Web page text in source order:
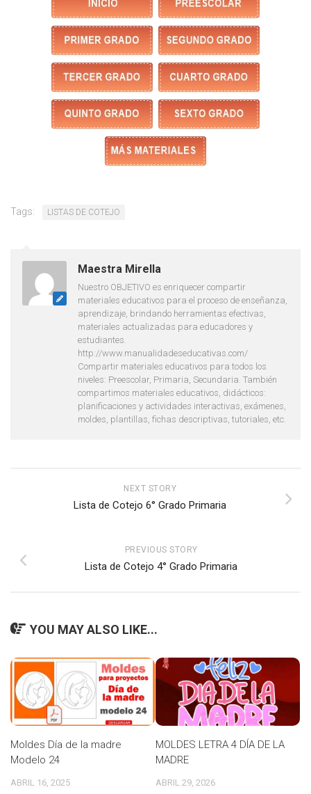
Tags: LISTAS DE COTEJO
Maestra Mirella
Nuestro OBJETIVO es enriquecer compartir
materiales educativos para el proceso de enseñanza,
aprendizaje, brindando herramientas efectivas,
materiales actualizadas para educadores y
estudiantes.
http://www.manualidadeseducativas.com/
Compartir materiales educativos para todos los
niveles: Preescolar, Primaria, Secundaria. También
compartimos materiales educativos, didácticos:
planificaciones y actividades interactivas, exámenes,
moldes, plantillas, fichas descriptivas, tutoriales, etc.
NEXT STORY
Lista de Cotejo 6° Grado Primaria
PREVIOUS STORY
Lista de Cotejo 4° Grado Primaria
YOU MAY ALSO LIKE...
Moldes Día de la madre
Modelo 24
ABRIL 16, 2025
MOLDES LETRA 4 DÍA DE LA
MADRE
ABRIL 29, 2026